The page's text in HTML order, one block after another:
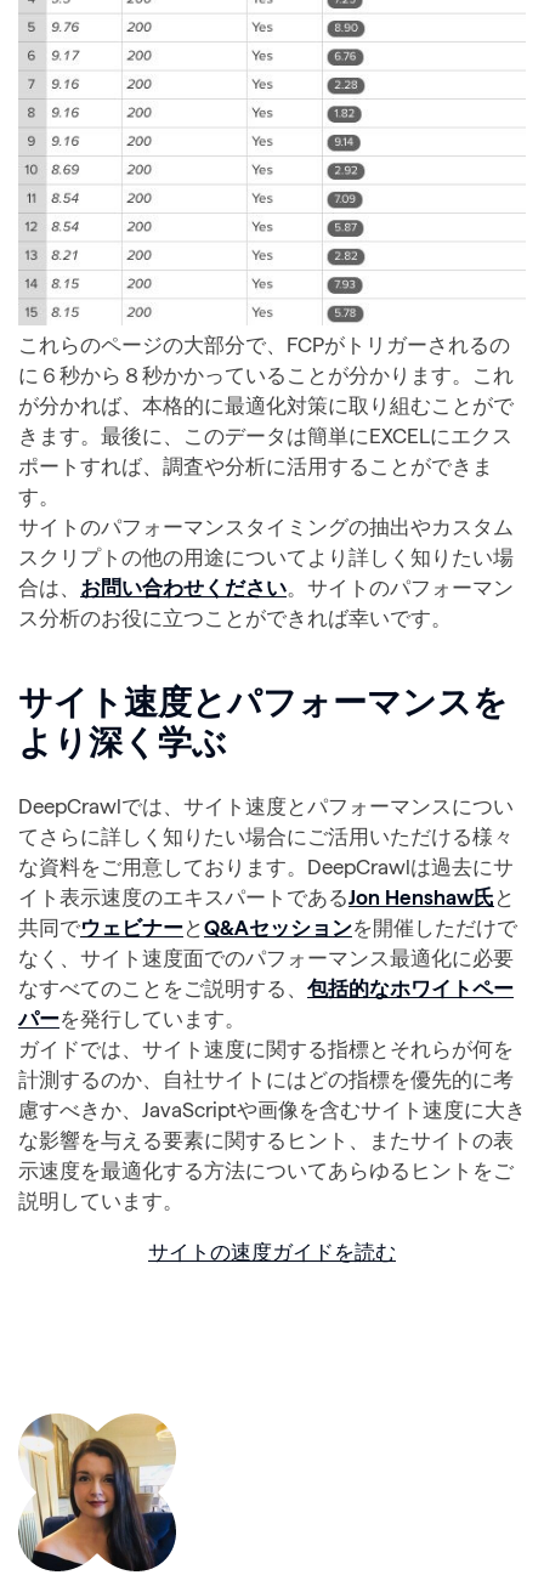
これらのページの大部分で、FCPがトリガーされるの
に６秒から８秒かかっていることが分かります。これ
が分かれば、本格的に最適化対策に取り組むことがで
きます。最後に、このデータは簡単にEXCELにエクス
ポートすれば、調査や分析に活用することができま
す。
サイトのパフォーマンスタイミングの抽出やカスタム
スクリプトの他の用途についてより詳しく知りたい場
合は、
お問い合わせください 。サイトのパフォーマン
ス分析のお役に立つことができれば幸いです。
サイト速度とパフォーマンスを
より深く学ぶ
DeepCrawlでは、サイト速度とパフォーマンスについ
てさらに詳しく知りたい場合にご活用いただける様々
な資料をご用意しております。DeepCrawlは過去にサ
イト表示速度のエキスパートであるJon Henshaw氏 と
共同でウェビナーとQ&Aセッションを開催しただけで
なく、サイト速度面でのパフォーマンス最適化に必要
なすべてのことをご説明する、 包括的なホワイトペー
パーを発行しています。
ガイドでは、サイト速度に関する指標とそれらが何を
計測するのか、自社サイトにはどの指標を優先的に考
慮すべきか、JavaScriptや画像を含むサイト速度に大き
な影響を与える要素に関するヒント、またサイトの表
示速度を最適化する方法についてあらゆるヒントをご
説明しています。
サイトの速度ガイドを読む